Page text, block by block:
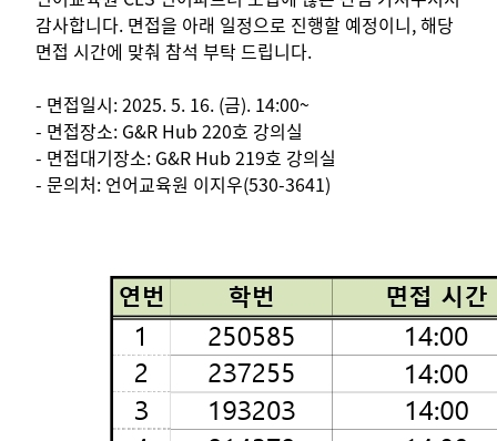
감사합니다. 면접을 아래 일정으로 진행할 예정이니, 해당
면접 시간에 맞춰 참석 부탁 드립니다.
- 면접일시: 2025. 5. 16. (금). 14:00~
- 면접장소: G&R Hub 220호 강의실
- 면접대기장소: G&R Hub 219호 강의실
- 문의처: 언어교육원 이지우(530-3641)